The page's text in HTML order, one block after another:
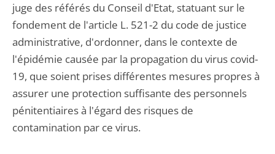
juge des référés du Conseil d'Etat, statuant sur le
fondement de l'article L. 521-2 du code de justice
administrative, d'ordonner, dans le contexte de
l'épidémie causée par la propagation du virus covid-
19, que soient prises différentes mesures propres à
assurer une protection suffisante des personnels
pénitentiaires à l'égard des risques de
contamination par ce virus.